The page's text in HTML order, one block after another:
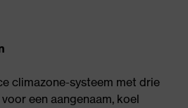
climazone-systeem met drie
een aangenaam, koel